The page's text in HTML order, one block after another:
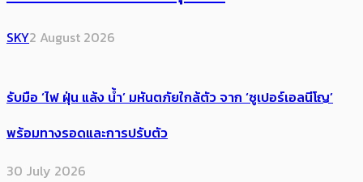
SKY2 August 2026
รับมือ ‘ไฟ ฝุ่น แล้ง น้ำ’ มหันตภัยใกล้ตัว จาก ‘ซูเปอร์เอลนีโญ’
พร้อมทางรอดและการปรับตัว
30 July 2026